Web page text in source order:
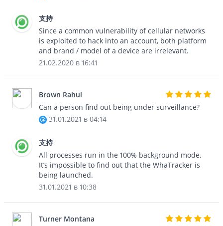
支持
Since a common vulnerability of cellular networks
is exploited to hack into an account, both platform
and brand / model of a device are irrelevant.
21.02.2020 в 16:41
Brown Rahul
Can a person find out being under surveillance?
31.01.2021 в 04:14
支持
All processes run in the 100% background mode.
It’s impossible to find out that the WhaTracker is
being launched.
31.01.2021 в 10:38
Turner Montana